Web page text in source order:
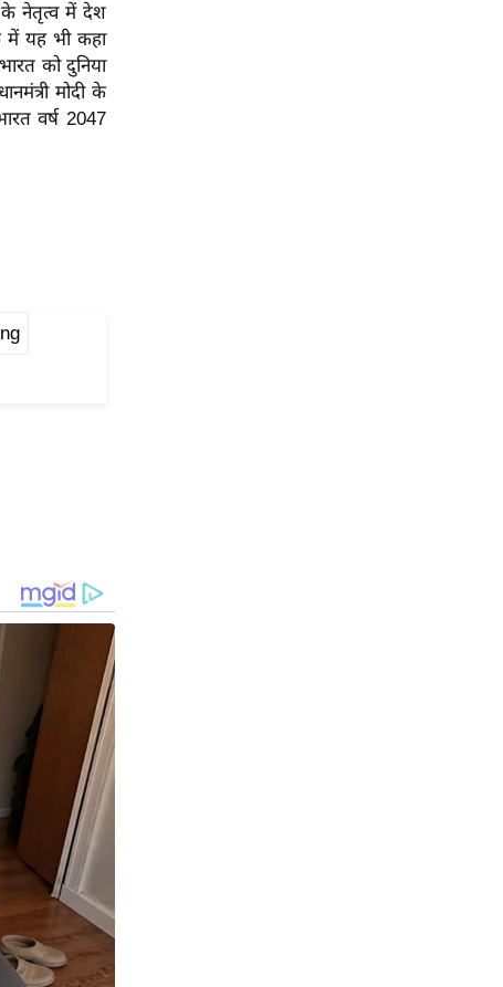
के नेतृत्व में देश
में यह भी कहा
को दुनिया
मोदी के
वर्ष 2047